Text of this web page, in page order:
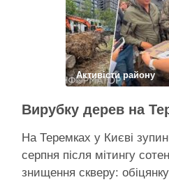
Активісти району
На Теремках у Києві
серпня після мітингу
знищення скверу: